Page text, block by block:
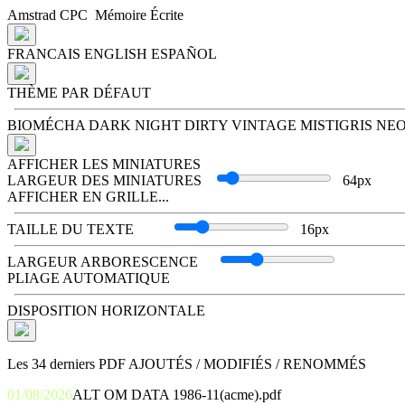
Amstrad CPC Mémoire Écrite
FRANCAIS ENGLISH ESPAÑOL
THÈME PAR DÉFAUT
BIOMÉCHA DARK NIGHT DIRTY VINTAGE MISTIGRIS
AFFICHER LES MINIATURES
LARGEUR DES MINIATURES
64px
AFFICHER EN GRILLE...
TAILLE DU TEXTE 16px
LARGEUR ARBORESCENCE
PLIAGE AUTOMATIQUE
DISPOSITION HORIZONTALE
Les 34 derniers PDF AJOUTÉS /MODIFIÉS /RENOMMÉS
01/08/2026ALT OM DATA 1986-11(acme).pdf